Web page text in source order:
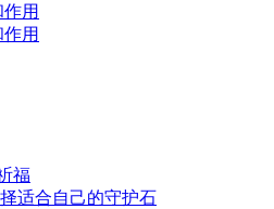
用
用
福
适合自己的守护石